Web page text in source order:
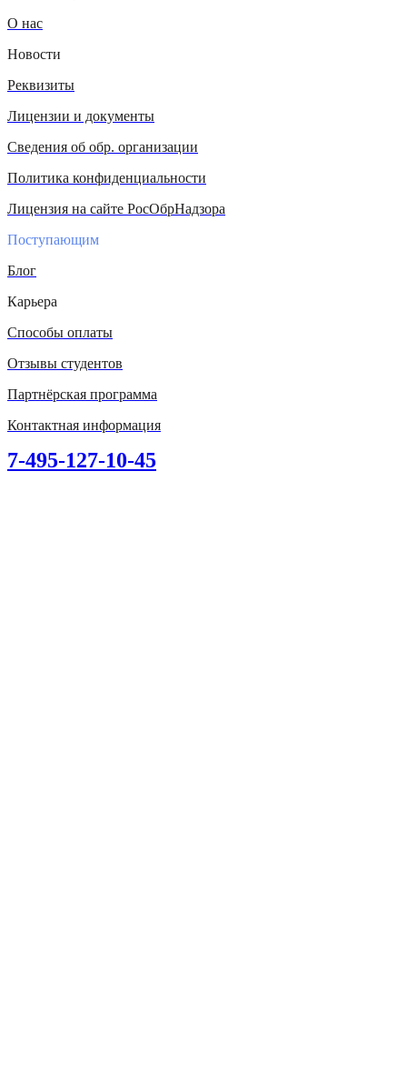
О нас
Новости
Реквизиты
Лицензии и документы
Сведения об обр. организации
Политика конфиденциальности
Лицензия на сайте РосОбрНадзора
Поступающим
Блог
Карьера
Способы оплаты
Отзывы студентов
Партнёрская программа
Контактная информация
7-495-127-10-45